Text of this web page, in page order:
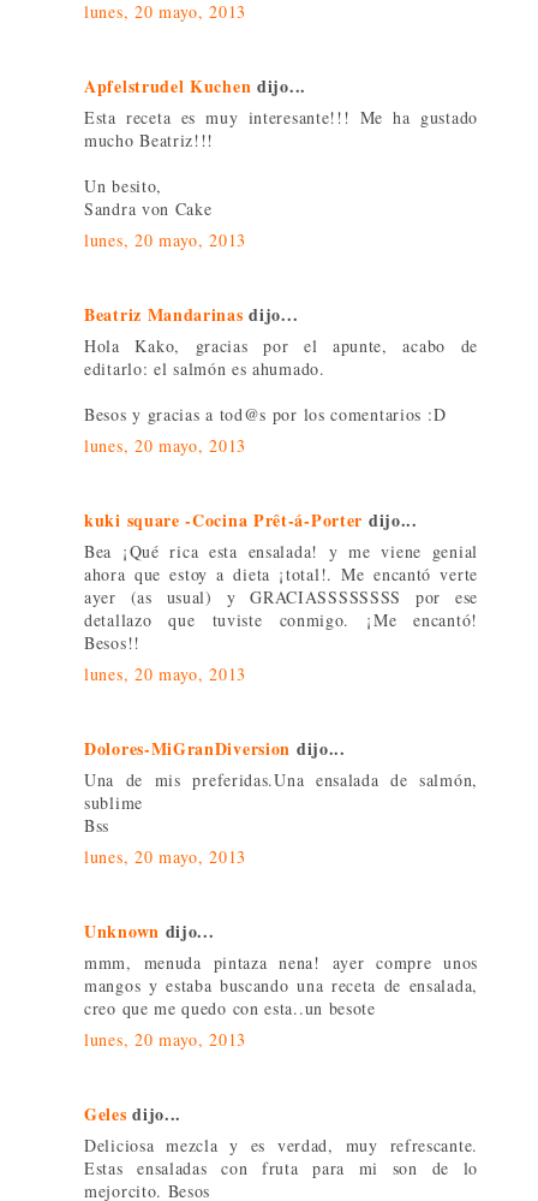
lunes, 20 mayo, 2013
Apfelstrudel Kuchen dijo...
Esta receta es muy interesante!!! Me ha gustado
mucho Beatriz!!!
Un besito,
Sandra von Cake
lunes, 20 mayo, 2013
Beatriz Mandarinas dijo...
Hola Kako, gracias por el apunte, acabo de
editarlo: el salmón es ahumado.
Besos y gracias a tod@s por los comentarios :D
lunes, 20 mayo, 2013
kuki square -Cocina Prêt-á-Porter dijo...
Bea ¡Qué rica esta ensalada! y me viene genial
ahora que estoy a dieta ¡total!. Me encantó verte
ayer (as usual) y GRACIASSSSSSSS por ese
detallazo que tuviste conmigo. ¡Me encantó!
Besos!!
lunes, 20 mayo, 2013
Dolores-MiGranDiversion dijo...
Una de mis preferidas.Una ensalada de salmón,
sublime
Bss
lunes, 20 mayo, 2013
Unknown dijo...
mmm, menuda pintaza nena! ayer compre unos
mangos y estaba buscando una receta de ensalada,
creo que me quedo con esta..un besote
lunes, 20 mayo, 2013
Geles dijo...
Deliciosa mezcla y es verdad, muy refrescante.
Estas ensaladas con fruta para mi son de lo
mejorcito. Besos